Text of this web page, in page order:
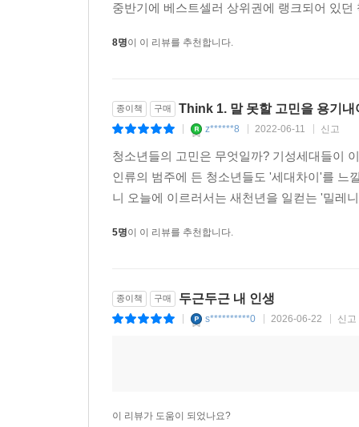
중반기에 베스트셀러 상위권에 랭크되어 있
8명이 이 리뷰를 추천합니다.
종이책 구매 Think 1. 말 못할 고민을 용기
z******8 2022-06-11 신고
청소년들의 고민은 무엇일까? 기성세대들이
인류의 범주에 든 청소년들도 '세대차이'를 느
니 오늘에 이르러서는 새천년을 일컫는 '밀레
5명이 이 리뷰를 추천합니다.
종이책 구매 두근두근 내 인생
s**********0 2026-06-22 신고
이 리뷰가 도움이 되었나요?